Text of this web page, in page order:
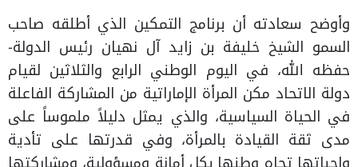
وأوضح سعادته أن برنامج التمكين الذي أطلقه صاحب
السمو الشيخ خليفة بن زايد آل نهيان رئيس الدولة-
حفظه الله، في اليوم الوطني الرابع والثلاثين لقيام
دولة الاتحاد مكن المرأة الإماراتية من المشاركة الفاعلة
في الحياة السياسية، والذي يمثل دليلاً ملموساً على
مدى ثقة القيادة بالمرأة، وفي قدرتها على تأدية